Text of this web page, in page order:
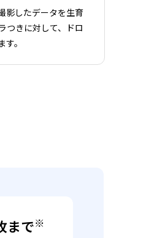
影したデータを生育
つきに対して、ドロ
。
まで※